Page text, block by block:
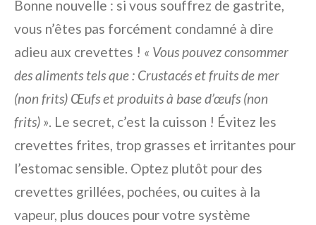
Bonne nouvelle : si vous souffrez de gastrite,
vous n’êtes pas forcément condamné à dire
adieu aux crevettes ! « Vous pouvez consommer
des aliments tels que : Crustacés et fruits de mer
(non frits) Œufs et produits à base d’œufs (non
frits) ». Le secret, c’est la cuisson ! Évitez les
crevettes frites, trop grasses et irritantes pour
l’estomac sensible. Optez plutôt pour des
crevettes grillées, pochées, ou cuites à la
vapeur, plus douces pour votre système